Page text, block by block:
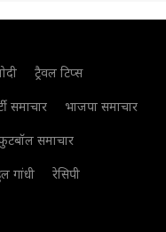
ट्रैवल टिप्स
समाचार
भाजपा समाचार
समाचार
गांधी
रेसिपी